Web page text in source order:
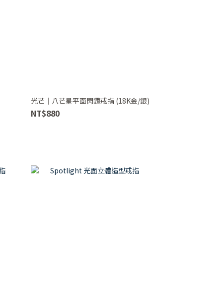
光芒｜八芒星平面閃鑽戒指 (18K金/銀)
NT$880